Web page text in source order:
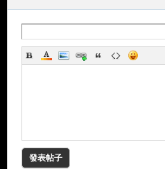
發表帖子